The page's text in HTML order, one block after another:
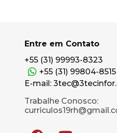
Entre em Contato
+55 (31) 99993-8323
+55 (31) 99804-8515
E-mail:
Trabalhe Conosco: